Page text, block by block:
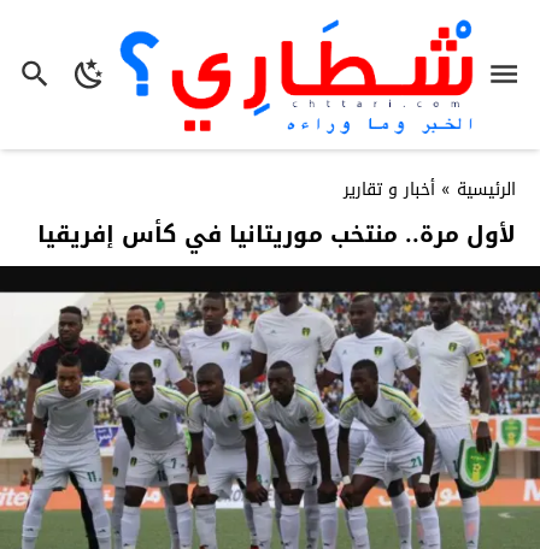
الرئيسية » أخبار و تقارير
لأول مرة.. منتخب موريتانيا في كأس إفريقيا